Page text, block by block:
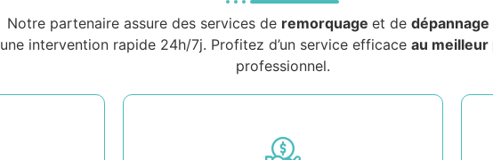
Notre partenaire assure des services de remorquage et de dépannage
une intervention rapide 24h/7j. Profitez d’un service efficace au meilleur
professionnel.